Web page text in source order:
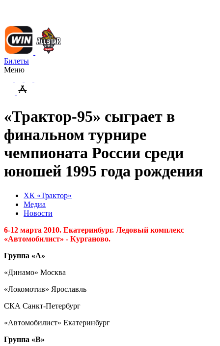
Билеты
Меню
«Трактор-95» сыграет в
финальном турнире
чемпионата России среди
юношей 1995 года рождения
ХК «Трактор»
Медиа
Новости
6-12 марта 2010. Екатеринбург. Ледовый комплекс
«Автомобилист» - Курганово.
Группа «А»
«Динамо» Москва
«Локомотив» Ярославль
СКА Санкт-Петербург
«Автомобилист» Екатеринбург
Группа «B»